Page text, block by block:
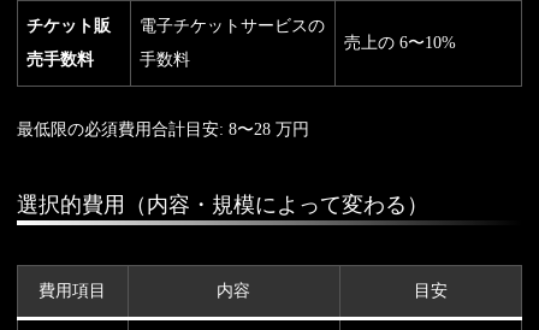
チケット販
売手数料
電子チケットサービスの
手数料
売上の 6〜10%
最低限の必須費用合計目安: 8〜28 万円
選択的費用（内容・規模によって変わる）
費用項目 内容 目安